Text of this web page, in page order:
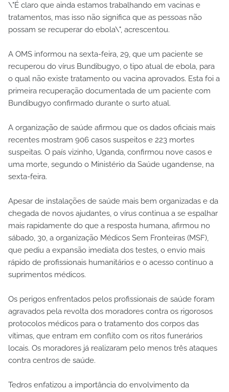
\"É claro que ainda estamos trabalhando em vacinas e
tratamentos, mas isso não significa que as pessoas não
possam se recuperar do ebola\", acrescentou.
A OMS informou na sexta-feira, 29, que um paciente se
recuperou do vírus Bundibugyo, o tipo atual de ebola, para
o qual não existe tratamento ou vacina aprovados. Esta foi a
primeira recuperação documentada de um paciente com
Bundibugyo confirmado durante o surto atual.
A organização de saúde afirmou que os dados oficiais mais
recentes mostram 906 casos suspeitos e 223 mortes
suspeitas. O país vizinho, Uganda, confirmou nove casos e
uma morte, segundo o Ministério da Saúde ugandense, na
sexta-feira.
Apesar de instalações de saúde mais bem organizadas e da
chegada de novos ajudantes, o vírus continua a se espalhar
mais rapidamente do que a resposta humana, afirmou no
sábado, 30, a organização Médicos Sem Fronteiras (MSF),
que pediu a expansão imediata dos testes, o envio mais
rápido de profissionais humanitários e o acesso contínuo a
suprimentos médicos.
Os perigos enfrentados pelos profissionais de saúde foram
agravados pela revolta dos moradores contra os rigorosos
protocolos médicos para o tratamento dos corpos das
vítimas, que entram em conflito com os ritos funerários
locais. Os moradores já realizaram pelo menos três ataques
contra centros de saúde.
Tedros enfatizou a importância do envolvimento da